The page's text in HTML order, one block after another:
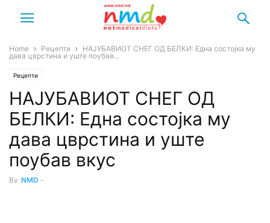
Home Рецепти
НАЈУБАВИОТ СНЕГ ОД БЕЛКИ: Една состојка му
дава цврстина и уште поубав...
Рецепти
НАЈУБАВИОТ СНЕГ ОД
БЕЛКИ: Една состојка му
дава цврстина и уште
поубав вкус
By NMD -